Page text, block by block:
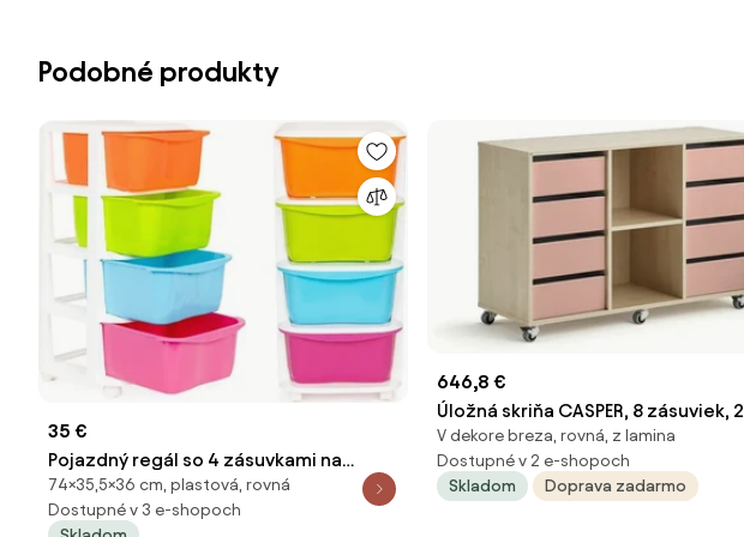
Podobné produkty
35 €
Pojazdný regál so 4 zásuvkami na
kolieskach, plastový
74×35,5×36 cm, plastová, rovná
Dostupné v 3 e-shopoch
646,8 €
Úložná skriňa CASPER, 8 zásuviek, 2
priehradky, breza, tmavoružová
V dekore breza, rovná, z lamina
Dostupné v 2 e-shopoch
Skladom
Doprava zadarmo